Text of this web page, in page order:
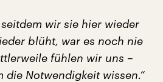
wir sie hier wieder
blüht, war es noch nie
fühlen wir uns –
Notwendigkeit wissen.“